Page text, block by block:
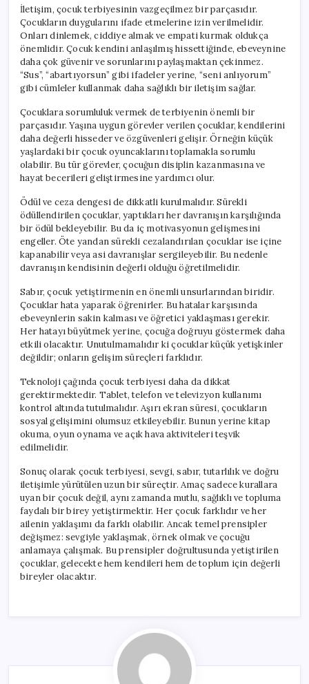
İletişim, çocuk terbiyesinin vazgeçilmez bir parçasıdır.
Çocukların duygularını ifade etmelerine izin verilmelidir.
Onları dinlemek, ciddiye almak ve empati kurmak oldukça
önemlidir. Çocuk kendini anlaşılmış hissettiğinde, ebeveynine
daha çok güvenir ve sorunlarını paylaşmaktan çekinmez.
“Sus”, “abartıyorsun” gibi ifadeler yerine, “seni anlıyorum”
gibi cümleler kullanmak daha sağlıklı bir iletişim sağlar.
Çocuklara sorumluluk vermek de terbiyenin önemli bir
parçasıdır. Yaşına uygun görevler verilen çocuklar, kendilerini
daha değerli hisseder ve özgüvenleri gelişir. Örneğin küçük
yaşlardaki bir çocuk oyuncaklarını toplamakla sorumlu
olabilir. Bu tür görevler, çocuğun disiplin kazanmasına ve
hayat becerileri geliştirmesine yardımcı olur.
Ödül ve ceza dengesi de dikkatli kurulmalıdır. Sürekli
ödüllendirilen çocuklar, yaptıkları her davranışın karşılığında
bir ödül bekleyebilir. Bu da iç motivasyonun gelişmesini
engeller. Öte yandan sürekli cezalandırılan çocuklar ise içine
kapanabilir veya asi davranışlar sergileyebilir. Bu nedenle
davranışın kendisinin değerli olduğu öğretilmelidir.
Sabır, çocuk yetiştirmenin en önemli unsurlarından biridir.
Çocuklar hata yaparak öğrenirler. Bu hatalar karşısında
ebeveynlerin sakin kalması ve öğretici yaklaşması gerekir.
Her hatayı büyütmek yerine, çocuğa doğruyu göstermek daha
etkili olacaktır. Unutulmamalıdır ki çocuklar küçük yetişkinler
değildir; onların gelişim süreçleri farklıdır.
Teknoloji çağında çocuk terbiyesi daha da dikkat
gerektirmektedir. Tablet, telefon ve televizyon kullanımı
kontrol altında tutulmalıdır. Aşırı ekran süresi, çocukların
sosyal gelişimini olumsuz etkileyebilir. Bunun yerine kitap
okuma, oyun oynama ve açık hava aktiviteleri teşvik
edilmelidir.
Sonuç olarak çocuk terbiyesi, sevgi, sabır, tutarlılık ve doğru
iletişimle yürütülen uzun bir süreçtir. Amaç sadece kurallara
uyan bir çocuk değil, aynı zamanda mutlu, sağlıklı ve topluma
faydalı bir birey yetiştirmektir. Her çocuk farklıdır ve her
ailenin yaklaşımı da farklı olabilir. Ancak temel prensipler
değişmez: sevgiyle yaklaşmak, örnek olmak ve çocuğu
anlamaya çalışmak. Bu prensipler doğrultusunda yetiştirilen
çocuklar, gelecekte hem kendileri hem de toplum için değerli
bireyler olacaktır.